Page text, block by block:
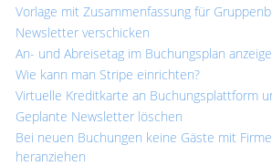
Vorlage mit Zusammenfassung für
Newsletter verschicken
An- und Abreisetag im Buchungsplan
Wie kann man Stripe einrichten?
Virtuelle Kreditkarte an Buchungsplattform
Geplante Newsletter löschen
Bei neuen Buchungen keine Gäste mit
heranziehen